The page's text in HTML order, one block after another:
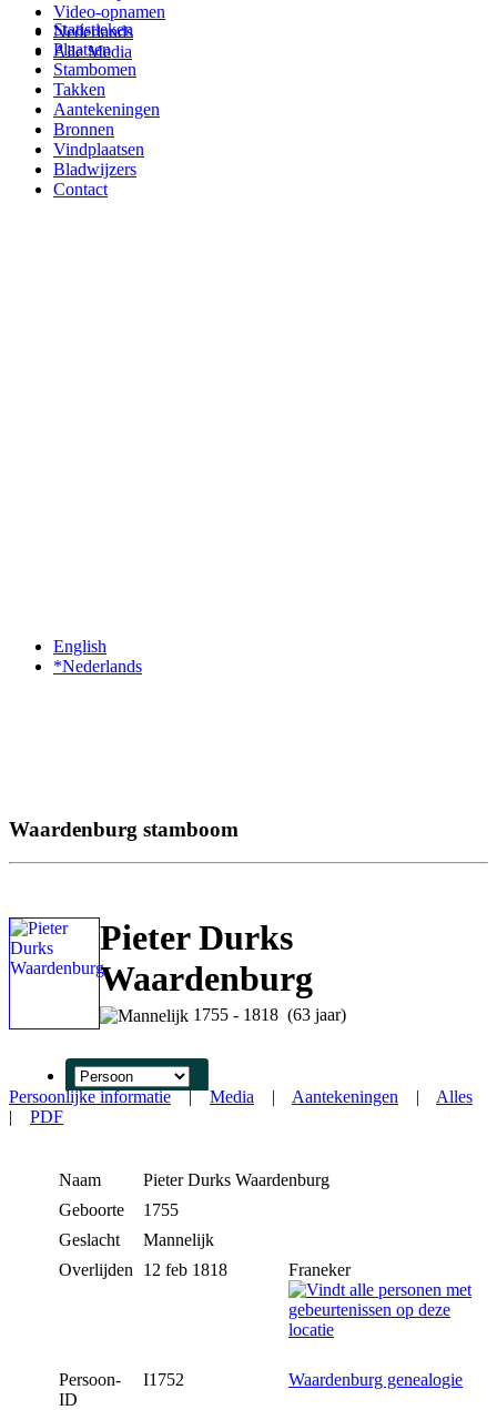
Video-opnamen
Nederlands
Alle Media
Statistieken
Plaatsen
Stambomen
Takken
Aantekeningen
Bronnen
Vindplaatsen
Bladwijzers
Contact
English
*Nederlands
Waardenburg stamboom
Pieter Durks
Waardenburg
1755 - 1818 (63 jaar)
Persoonlijke informatie|Media | Aantekeningen | Alles
| PDF
Naam Pieter Durks Waardenburg
Geboorte
1755
Geslacht
Mannelijk
Overlijden
12 feb 1818 Franeker
Persoon-
ID
I1752 Waardenburg genealogie